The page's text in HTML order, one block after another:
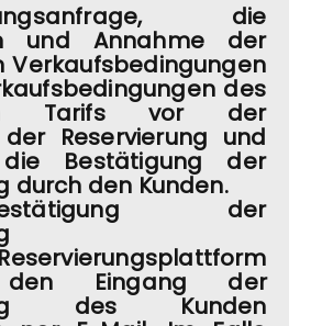
die
und Annahme der
Verkaufsbedingungen
des
Tarifs vor der
Reservierung und
die Bestätigung der
durch den Kunden.
der
Eingang der
des Kunden